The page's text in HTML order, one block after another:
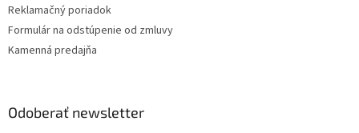
Reklamačný poriadok
Formulár na odstúpenie od zmluvy
Kamenná predajňa
Odoberať newsletter